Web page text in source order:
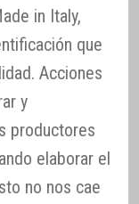
in Italy,
que
Acciones
y
productores
elaborar el
no nos cae